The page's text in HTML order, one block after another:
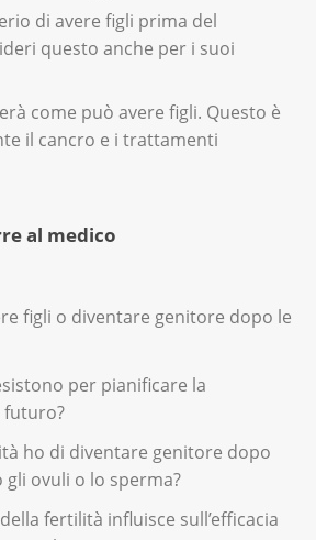
di avere figli prima del
questo anche per i suoi
come può avere figli. Questo è
il cancro e i trattamenti
al medico
figli o diventare genitore dopo le
per pianificare la
ho di diventare genitore dopo
gli ovuli o lo sperma?
fertilità influisce sull’efficacia